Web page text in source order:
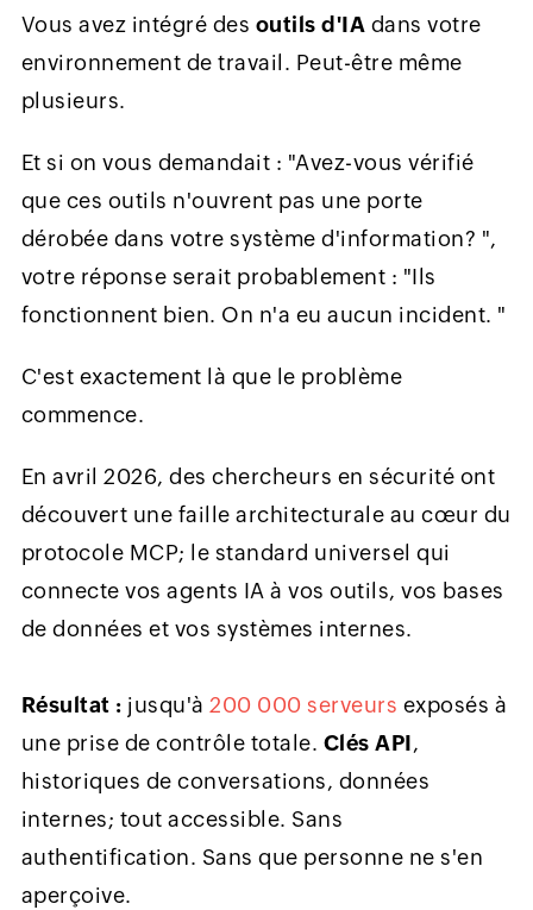
Vous avez intégré des outils d'IA dans votre
environnement de travail. Peut-être même
plusieurs.
Et si on vous demandait : "Avez-vous vérifié
que ces outils n'ouvrent pas une porte
dérobée dans votre système d'information? ",
votre réponse serait probablement : "Ils
fonctionnent bien. On n'a eu aucun incident. "
C'est exactement là que le problème
commence.
En avril 2026, des chercheurs en sécurité ont
découvert une faille architecturale au cœur du
protocole MCP; le standard universel qui
connecte vos agents IA à vos outils, vos bases
de données et vos systèmes internes.
Résultat : jusqu'à 200 000 serveurs exposés à
une prise de contrôle totale. Clés API,
historiques de conversations, données
internes; tout accessible. Sans
authentification. Sans que personne ne s'en
aperçoive.